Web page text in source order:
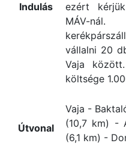
Indulás
ezért
MÁV-
vállalni 20
Vaja
költsége
Útvonal
Vaja -
(10,7 km) -
(6,1 km) -